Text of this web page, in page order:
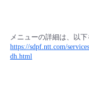
メニューの詳細は、以下
https://sdpf.ntt.com/
dh.html